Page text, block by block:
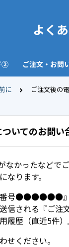
よく
② ご注文・お問
に ご注文後の
いてのお問い
なかったなどで
なります。
番号●●●●●●』
信される『ご注
履歴（直近5件
せください。